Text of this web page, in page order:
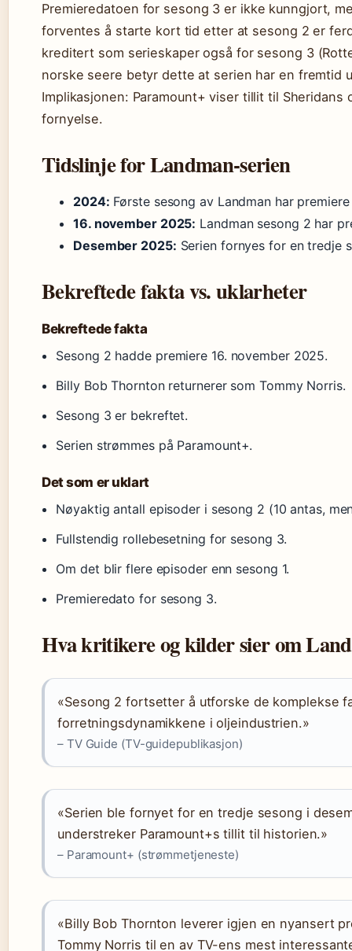
Premieredatoen for sesong 3 er ikke kunngjort,
forventes å starte kort tid etter at sesong 2 er
kreditert som serieskaper også for sesong 3
norske seere betyr dette at serien har en fremtid
Implikasjonen: Paramount+ viser tillit til Sheridans
fornyelse.
Tidslinje for Landman-serien
2024: Første sesong av Landman har
16. november 2025: Landman sesong 2 har
Desember 2025: Serien fornyes for en tredje
Bekreftede fakta vs. uklarheter
Bekreftede fakta
Sesong 2 hadde premiere 16. november 2025.
Billy Bob Thornton returnerer som Tommy Norris.
Sesong 3 er bekreftet.
Serien strømmes på Paramount+.
Det som er uklart
Nøyaktig antall episoder i sesong 2 (10 antas,
Fullstendig rollebesetning for sesong 3.
Om det blir flere episoder enn sesong 1.
Premieredato for sesong 3.
Hva kritikere og kilder sier om
«Sesong 2 fortsetter å utforske de komplekse
forretningsdynamikkene i oljeindustrien.»
– TV Guide (TV-guidepublikasjon)
«Serien ble fornyet for en tredje sesong i
understreker Paramount+s tillit til historien.»
– Paramount+ (strømmetjeneste)
«Billy Bob Thornton leverer igjen en nyansert
Tommy Norris til en av TV-ens mest